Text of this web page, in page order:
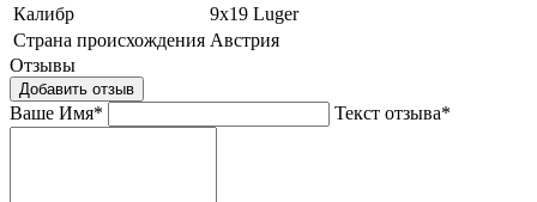
Калибр
9х19 Luger
Страна происхождения Австрия
Отзывы
Добавить отзыв
Ваше Имя* Текст отзыва*